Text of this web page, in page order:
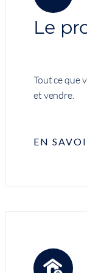
Le
Tout ce que
et vendre.
EN